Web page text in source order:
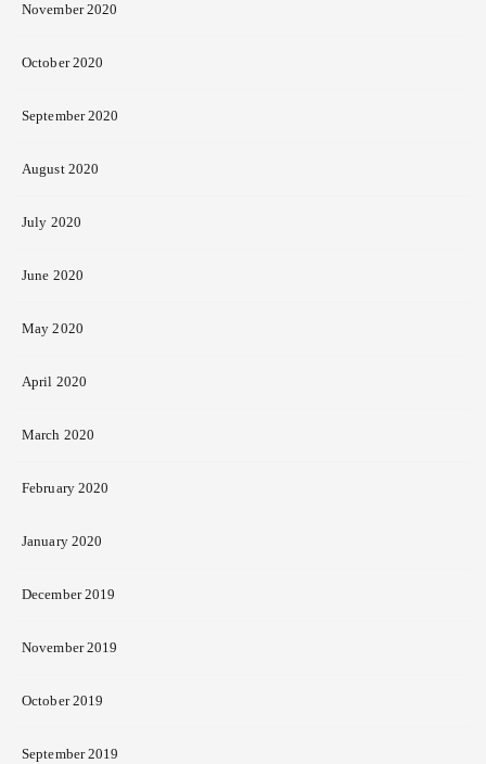
November 2020
October 2020
September 2020
August 2020
July 2020
June 2020
May 2020
April 2020
March 2020
February 2020
January 2020
December 2019
November 2019
October 2019
September 2019